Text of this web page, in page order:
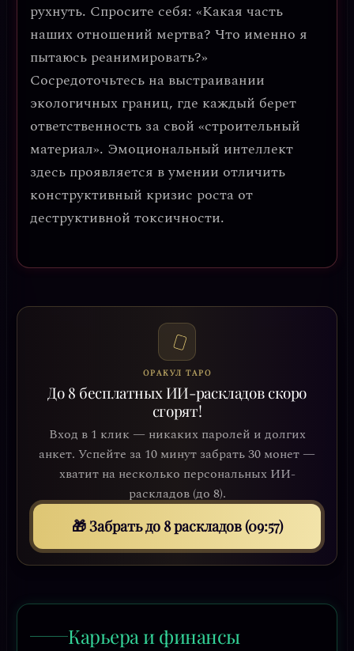
рухнуть. Спросите себя: «Какая часть
наших отношений мертва? Что именно я
пытаюсь реанимировать?»
Сосредоточьтесь на выстраивании
экологичных границ, где каждый берет
ответственность за свой «строительный
материал». Эмоциональный интеллект
здесь проявляется в умении отличить
конструктивный кризис роста от
деструктивной токсичности.
ОРАКУЛ ТАРО
До 8 бесплатных ИИ-раскладов скоро
сгорят!
Вход в 1 клик — никаких паролей и долгих
анкет. Успейте за 10 минут забрать 30 монет —
хватит на несколько персональных ИИ-
раскладов (до 8).
🎁 Забрать до 8 раскладов (09:54)
Карьера и финансы